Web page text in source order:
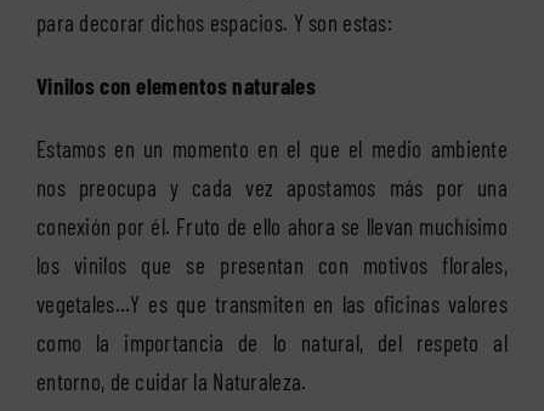
para decorar dichos espacios. Y son estas:
Vinilos con elementos naturales
Estamos en un momento en el que el medio ambiente
nos preocupa y cada vez apostamos más por una
conexión por él. Fruto de ello ahora se llevan muchísimo
los vinilos que se presentan con motivos florales,
vegetales…Y es que transmiten en las oficinas valores
como la importancia de lo natural, del respeto al
entorno, de cuidar la Naturaleza.